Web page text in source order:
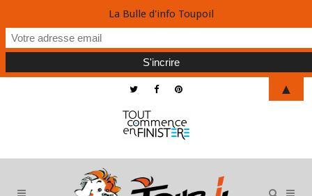
La Bulle d'info Toupoil
▲